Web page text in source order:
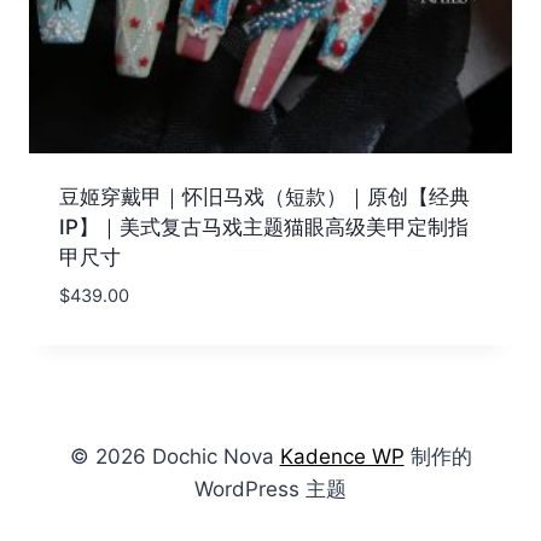
豆姬穿戴甲｜怀旧马戏（短款）｜原创【经典
IP】｜美式复古马戏主题猫眼高级美甲定制指
甲尺寸
$439.00
© 2026 Dochic Nova Kadence WP 制作的
WordPress 主题